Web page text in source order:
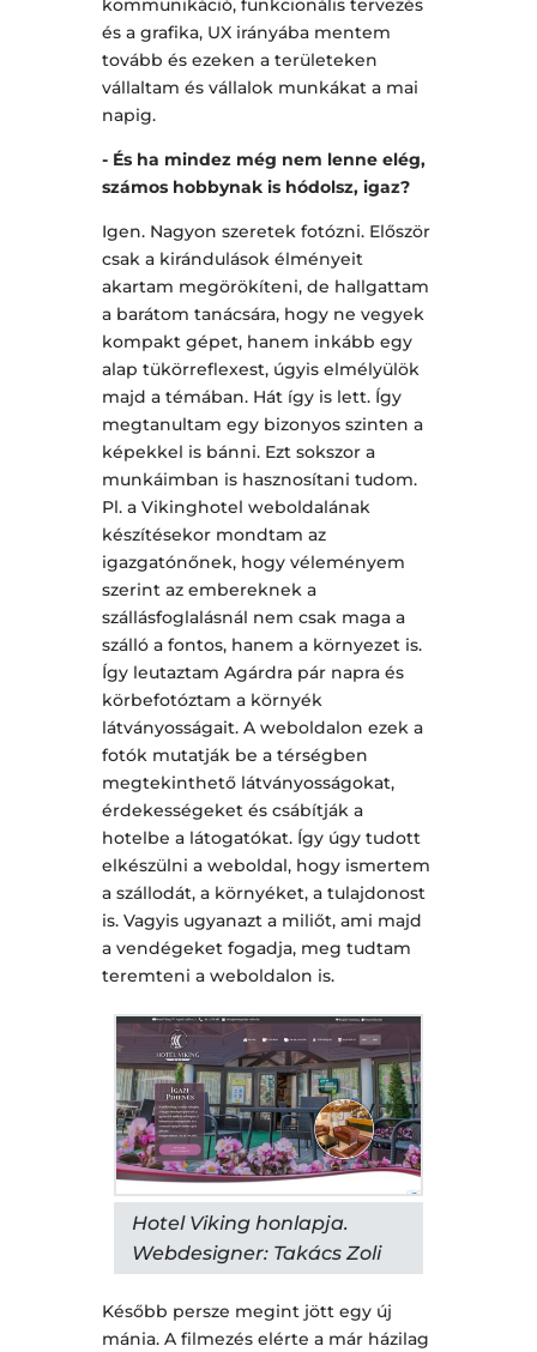
kommunikáció, funkcionális tervezés
és a grafika, UX irányába mentem
tovább és ezeken a területeken
vállaltam és vállalok munkákat a mai
napig.
- És ha mindez még nem lenne elég,
számos hobbynak is hódolsz, igaz?
Igen. Nagyon szeretek fotózni. Először
csak a kirándulások élményeit
akartam megörökíteni, de hallgattam
a barátom tanácsára, hogy ne vegyek
kompakt gépet, hanem inkább egy
alap tükörreflexest, úgyis elmélyülök
majd a témában. Hát így is lett. Így
megtanultam egy bizonyos szinten a
képekkel is bánni. Ezt sokszor a
munkáimban is hasznosítani tudom.
Pl. a Vikinghotel weboldalának
készítésekor mondtam az
igazgatónőnek, hogy véleményem
szerint az embereknek a
szállásfoglalásnál nem csak maga a
szálló a fontos, hanem a környezet is.
Így leutaztam Agárdra pár napra és
körbefotóztam a környék
látványosságait. A weboldalon ezek a
fotók mutatják be a térségben
megtekinthető látványosságokat,
érdekességeket és csábítják a
hotelbe a látogatókat. Így úgy tudott
elkészülni a weboldal, hogy ismertem
a szállodát, a környéket, a tulajdonost
is. Vagyis ugyanazt a miliőt, ami majd
a vendégeket fogadja, meg tudtam
teremteni a weboldalon is.
Hotel Viking honlapja.
Webdesigner: Takács Zoli
Később persze megint jött egy új
mánia. A filmezés elérte a már házilag